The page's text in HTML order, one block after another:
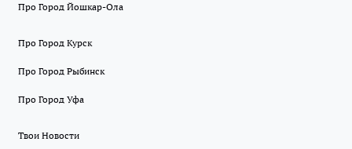
Про Город Йошкар-Ола
Про Город Курск
Про Город Рыбинск
Про Город Уфа
Твои Новости